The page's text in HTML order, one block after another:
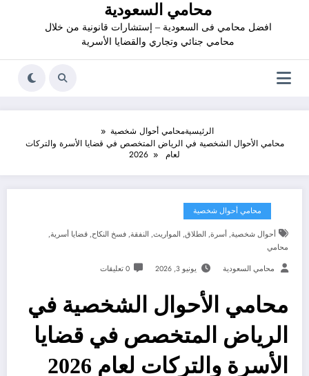
محامي السعودية
افضل محامي فى السعودية – إستشارات قانونية من خلال
محامي جنائي وتجاري والقضايا الأسرية
الرئيسيةمحامي أحوال شخصية
محامي الأحوال الشخصية في الرياض المتخصص في قضايا الأسرة والتركات
لعام 2026
محامي أحوال شخصية
أحوال شخصية, أسرة, الطلاق, المواريث, النفقة, فسخ النكاح قضايا أسرية,
محامي
محامي السعودية يونيو 3, 2026 0 تعليقات
محامي الأحوال الشخصية في
الرياض المتخصص في قضايا
الأسرة والتركات لعام 2026